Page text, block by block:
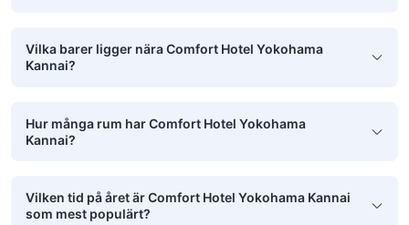
Vilka barer ligger nära Comfort Hotel Yokohama
Kannai?
Hur många rum har Comfort Hotel Yokohama
Kannai?
Vilken tid på året är Comfort Hotel Yokohama Kannai
som mest populärt?